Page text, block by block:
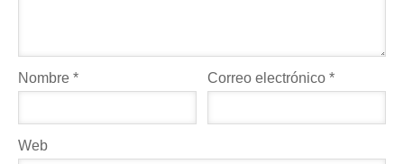
Nombre * Correo electrónico*
Web